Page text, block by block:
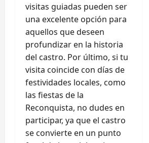
visitas guiadas pueden ser
una excelente opción para
aquellos que deseen
profundizar en la historia
del castro. Por último, si tu
visita coincide con días de
festividades locales, como
las fiestas de la
Reconquista, no dudes en
participar, ya que el castro
se convierte en un punto